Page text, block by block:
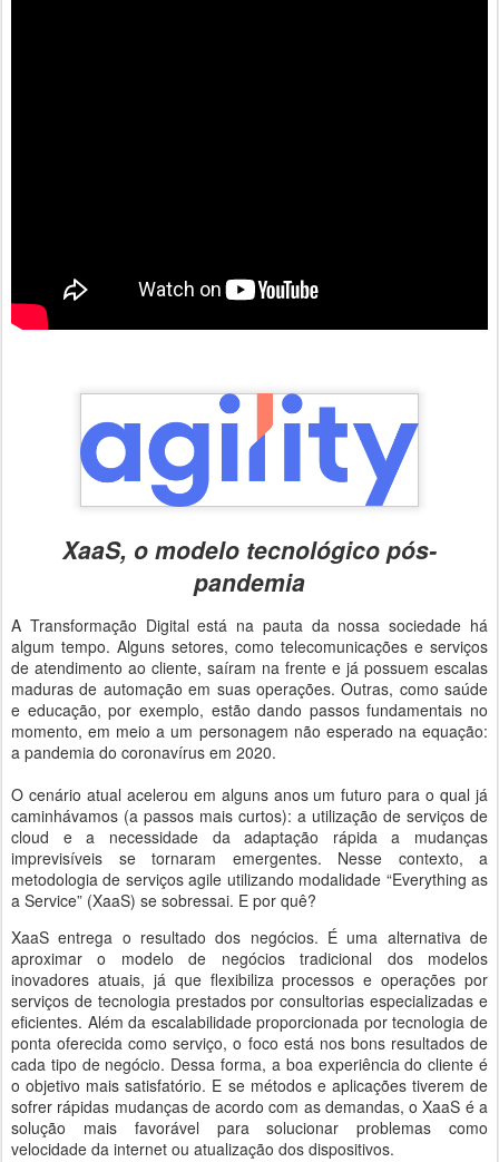
XaaS, o modelo tecnológico pós-
pandemia
A Transformação Digital está na pauta da nossa sociedade há
algum tempo. Alguns setores, como telecomunicações e serviços
de atendimento ao cliente, saíram na frente e já possuem escalas
maduras de automação em suas operações. Outras, como saúde
e educação, por exemplo, estão dando passos fundamentais no
momento, em meio a um personagem não esperado na equação:
a pandemia do coronavírus em 2020.
O cenário atual acelerou em alguns anos um futuro para o qual já
caminhávamos (a passos mais curtos): a utilização de serviços de
cloud e a necessidade da adaptação rápida a mudanças
imprevisíveis se tornaram emergentes. Nesse contexto, a
metodologia de serviços agile utilizando modalidade “Everything as
a Service” (XaaS) se sobressai. E por quê?
XaaS entrega o resultado dos negócios. É uma alternativa de
aproximar o modelo de negócios tradicional dos modelos
inovadores atuais, já que flexibiliza processos e operações por
serviços de tecnologia prestados por consultorias especializadas e
eficientes. Além da escalabilidade proporcionada por tecnologia de
ponta oferecida como serviço, o foco está nos bons resultados de
cada tipo de negócio. Dessa forma, a boa experiência do cliente é
o objetivo mais satisfatório. E se métodos e aplicações tiverem de
sofrer rápidas mudanças de acordo com as demandas, o XaaS é a
solução mais favorável para solucionar problemas como
velocidade da internet ou atualização dos dispositivos.